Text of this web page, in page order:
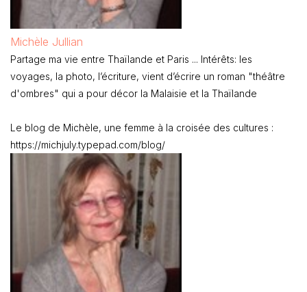
Michèle Jullian
Partage ma vie entre Thaïlande et Paris ... Intérêts: les
voyages, la photo, l’écriture, vient d’écrire un roman "théâtre
d'ombres" qui a pour décor la Malaisie et la Thaïlande
Le blog de Michèle, une femme à la croisée des cultures :
https://michjuly.typepad.com/blog/